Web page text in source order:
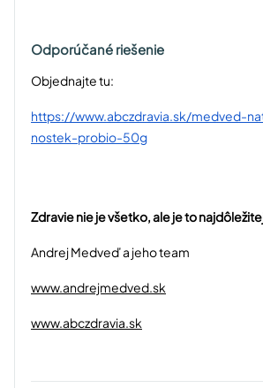
Odporúčané riešenie
Objednajte tu:
https://www.abczdravia.sk/medved-
nostek-probio-50g
Zdravie nie je všetko, ale je to
Andrej Medveď a jeho team
www.andrejmedved.sk
www.abczdravia.sk